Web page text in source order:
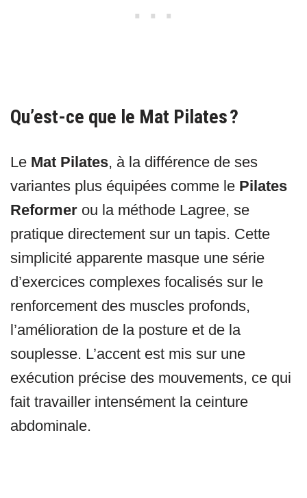
Qu’est-ce que le Mat Pilates ?
Le Mat Pilates, à la différence de ses
variantes plus équipées comme le Pilates
Reformer ou la méthode Lagree, se
pratique directement sur un tapis. Cette
simplicité apparente masque une série
d’exercices complexes focalisés sur le
renforcement des muscles profonds,
l’amélioration de la posture et de la
souplesse. L’accent est mis sur une
exécution précise des mouvements, ce qui
fait travailler intensément la ceinture
abdominale.